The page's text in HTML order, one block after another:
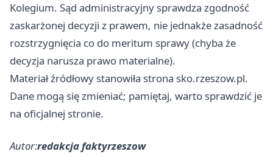
Kolegium. Sąd administracyjny sprawdza zgodność
zaskarżonej decyzji z prawem, nie jednakże zasadność
rozstrzygnięcia co do meritum sprawy (chyba że
decyzja narusza prawo materialne).
Materiał źródłowy stanowiła strona sko.rzeszow.pl.
Dane mogą się zmieniać; pamiętaj, warto sprawdzić je
na oficjalnej stronie.
Autor:redakcja faktyrzeszow